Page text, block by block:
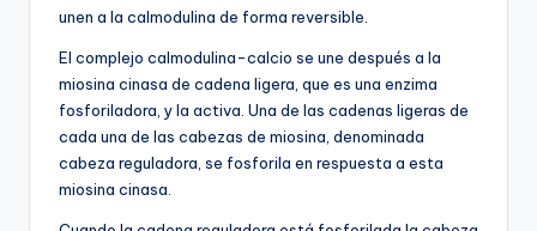
unen a la calmodulina de forma reversible.
El complejo calmodulina-calcio se une después a la
miosina cinasa de cadena ligera, que es una enzima
fosforiladora, y la activa. Una de las cadenas ligeras de
cada una de las cabezas de miosina, denominada
cabeza reguladora, se fosforila en respuesta a esta
miosina cinasa.